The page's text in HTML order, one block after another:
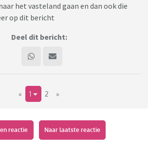
het vasteland gaan en dan ook die
op dit bericht
Deel dit bericht:
« 1 2 »
reactie Naar laatste reactie